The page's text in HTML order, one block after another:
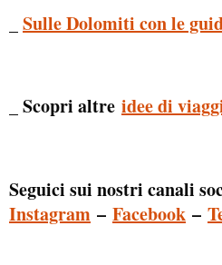
Sulle Dolomiti con le
_ Scopri altre idee di
Seguici sui nostri canali
Instagram – Facebook –